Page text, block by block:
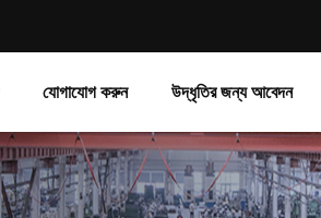
যোগাযোগ করুন উদ্ধৃতির জন্য আবেদন